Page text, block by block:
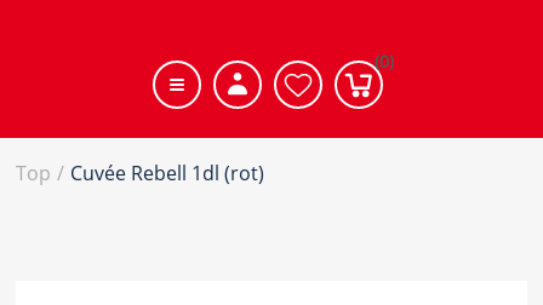
(0)
Top / Cuvée Rebell 1dl (rot)